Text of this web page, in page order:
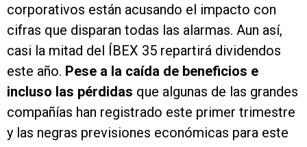
corporativos están acusando el impacto con
cifras que disparan todas las alarmas. Aun así,
casi la mitad del ÍBEX 35 repartirá dividendos
este año. Pese a la caída de beneficios e
incluso las pérdidas que algunas de las grandes
compañías han registrado este primer trimestre
y las negras previsiones económicas para este